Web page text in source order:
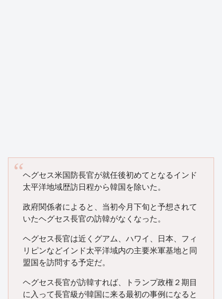
ヘグセス米国防長官が就任後初めてとなるインド
太平洋地域歴訪日程から韓国を除いた。
政府関係者によると、当初今月下旬と予想されて
いたヘグセス長官の訪韓がなくなった。
ヘグセス長官は近くグアム、ハワイ、日本、フィ
リピンなどインド太平洋域内の主要米軍基地と同
盟国を訪問する予定だ。
ヘグセス長官が訪韓すれば、トランプ政権２期目
に入って長官級が韓国に来る最初の事例になると